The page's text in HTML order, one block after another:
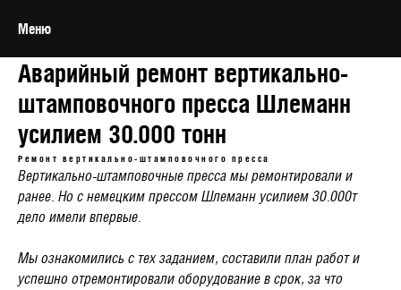
Меню
Аварийный ремонт вертикально-
штамповочного пресса Шлеманн
усилием 30.000 тонн
Ремонт вертикально-штамповочного пресса
Вертикально-штамповочные пресса мы ремонтировали и
ранее. Но с немецким прессом Шлеманн усилием 30.000т
дело имели впервые.
Мы ознакомились с тех заданием, составили план работ и
успешно отремонтировали оборудование в срок, за что